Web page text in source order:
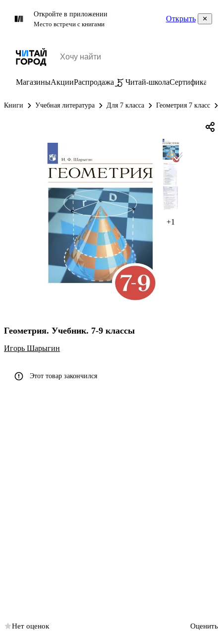
Откройте в приложении
Место встречи с книгами
Открыть
МагазиныАкцииРаспродажа Читай-школаСертификаты
Книги Учебная литература Для 7 класса Геометрия 7 класс
+1
Геометрия. Учебник. 7-9 классы
Игорь Шарыгин
Этот товар закончился
Нет оценок
Оценить